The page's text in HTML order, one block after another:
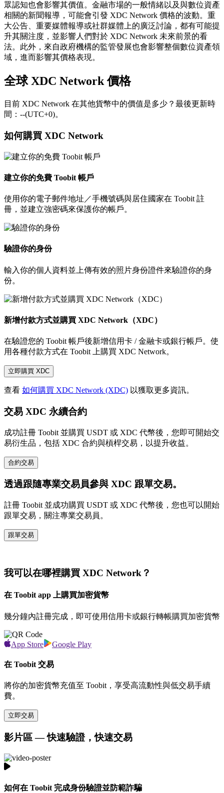
眾認知也會影響其價值。金融市場的一般情緒以及與數位資產
相關的新聞報導，可能會引發 XDC Network 價格的波動。重
大公告、重要媒體報導或社群媒體上的廣泛討論，都有可能提
升其關注度，並影響人們對於 XDC Network 未來前景的看
法。此外，來自政府機構的監管發展也會影響整個數位資產領
域，進而影響其價格表現。
全球 XDC Network 價格
目前 XDC Network 在其他貨幣中的價值是多少？最後更新時
間：--(UTC+0)。
如何購買 XDC Network
建立你的免費 Toobit 帳戶
使用你的電子郵件地址／手機號碼與居住國家在 Toobit 註
冊，並建立強密碼來保護你的帳戶。
驗證你的身份
輸入你的個人資料並上傳有效的照片身份證件來驗證你的身
份。
新增付款方式並購買 XDC Network（XDC）
在驗證您的 Toobit 帳戶後新增信用卡 / 金融卡或銀行帳戶。使
用各種付款方式在 Toobit 上購買 XDC Network。
立即購買 XDC
查看 如何購買 XDC Network (XDC) 以獲取更多資訊。
交易 XDC 永續合約
成功註冊 Toobit 並購買 USDT 或 XDC 代幣後，您即可開始交
易衍生品，包括 XDC 合約與槓桿交易，以提升收益。
合約交易
透過跟隨專業交易員參與 XDC 跟單交易。
註冊 Toobit 並成功購買 USDT 或 XDC 代幣後，您也可以開始
跟單交易，關注專業交易員。
跟單交易
我可以在哪裡購買 XDC Network？
在 Toobit app 上購買加密貨幣
幾分鐘內註冊完成，即可使用信用卡或銀行轉帳購買加密貨幣
App Store Google Play
在 Toobit 交易
將你的加密貨幣充值至 Toobit，享受高流動性與低交易手續
費。
立即交易
影片區 — 快速驗證，快速交易
如何在 Toobit 完成身份驗證並防範詐騙